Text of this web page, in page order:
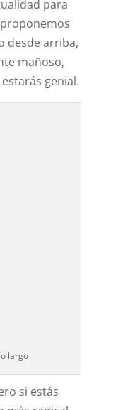
para
desde arriba,
mañoso,
genial.
largo
si estás